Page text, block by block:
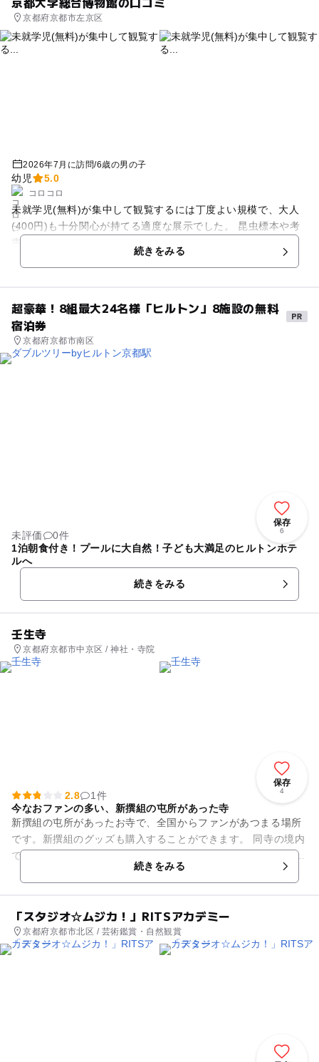
京都府京都市左京区
2026年7月に訪問/6歳の男の子
幼児 5.0
コロコロ
未就学児(無料)が集中して観覧するには丁度よい規模で、大人
(400円)も十分関心が持てる適度な展示でした。 昆虫標本や考
古、チンパンジーの実験や映像など、必要なものが集中してあ
る感じで、興味の入り口になる施設だと思いました。 商業感が
た。 ひとつ残念なのは、入館料も売店も現金のみで、せっかく
の子どもの興味のタイミングに買ってあげられませんでした。
次回は用意して向かいます。
続きをみる
超豪華！8組最大24名様「ヒルトン」8施設の無料
宿泊券
京都府京都市南区
保存
6
未評価
0件
1泊朝食付き！プールに大自然！子ども大満足のヒルトンホテ
ルへ
続きをみる
壬生寺
京都府京都市中京区 / 神社・寺院
保存
4
2.8
1件
今なおファンの多い、新撰組の屯所があった寺
新撰組の屯所があったお寺で、全国からファンがあつまる場所
です。新撰組のグッズも購入することができます。 同寺の境内
で兵法調練や武芸、大砲の訓練が行われました。 沖田総司が子
続きをみる
「スタジオ☆ムジカ！」RITSアカデミー
京都府京都市北区 / 芸術鑑賞・自然観賞